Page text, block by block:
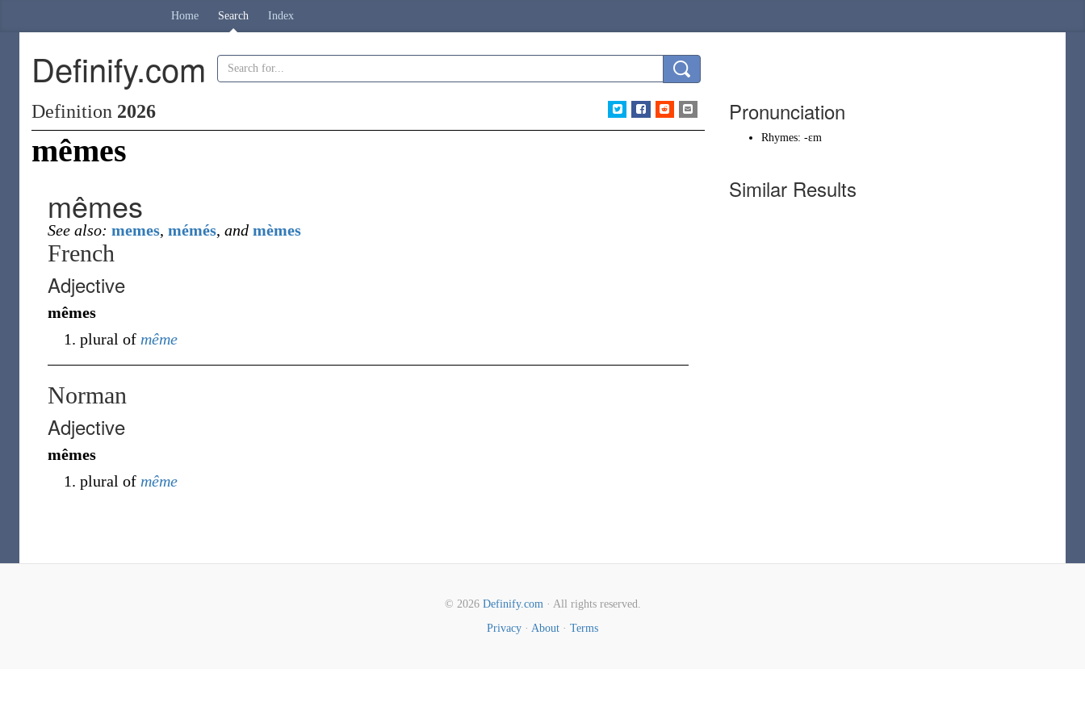
Home Search Index
Definify.com
Definition 2026
mêmes
mêmes
See also: memes, mémés, and mèmes
French
Adjective
mêmes
plural of même
Norman
Adjective
mêmes
plural of même
Pronunciation
Rhymes: -ɛm
Similar Results
© 2026 Definify.com· All rights reserved.
Privacy · About · Terms